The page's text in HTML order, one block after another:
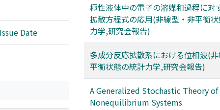
Date
極性液体中の電子の溶媒和過程に対
拡散方程式の応用(非線型・非平衡
力学,研究会報告)
多成分反応拡散系における位相波(
平衡状態の統計力学,研究会報告)
A Generalized Stochastic Theory of
Nonequilibrium Systems